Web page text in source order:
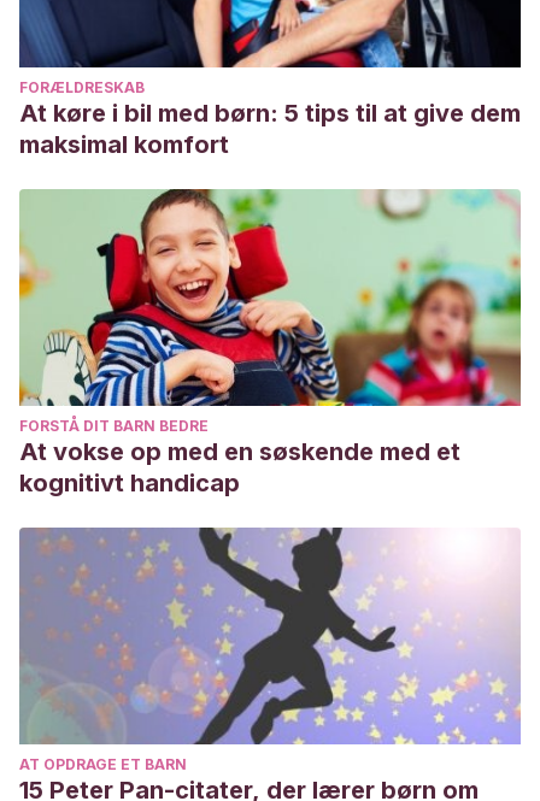
FORÆLDRESKAB
At køre i bil med børn: 5 tips til at give dem
maksimal komfort
FORSTÅ DIT BARN BEDRE
At vokse op med en søskende med et
kognitivt handicap
AT OPDRAGE ET BARN
15 Peter Pan-citater, der lærer børn om